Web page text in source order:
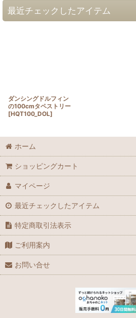
最近チェックしたアイテム
ダンシングドルフィン
の100cmタペストリー
[HQT100_DOL]
ホーム
ショッピングカート
マイページ
最近チェックしたアイテム
特定商取引法表示
ご利用案内
お問い合せ